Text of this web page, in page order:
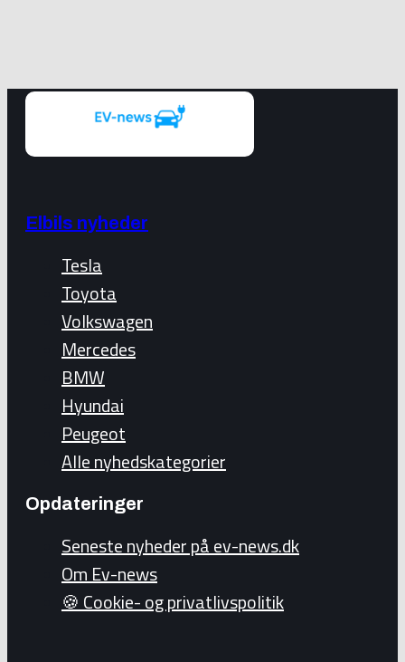
Elbils nyheder
Tesla
Toyota
Volkswagen
Mercedes
BMW
Hyundai
Peugeot
Alle nyhedskategorier
Opdateringer
Seneste nyheder på ev-news.dk
Om Ev-news
🍪 Cookie- og privatlivspolitik